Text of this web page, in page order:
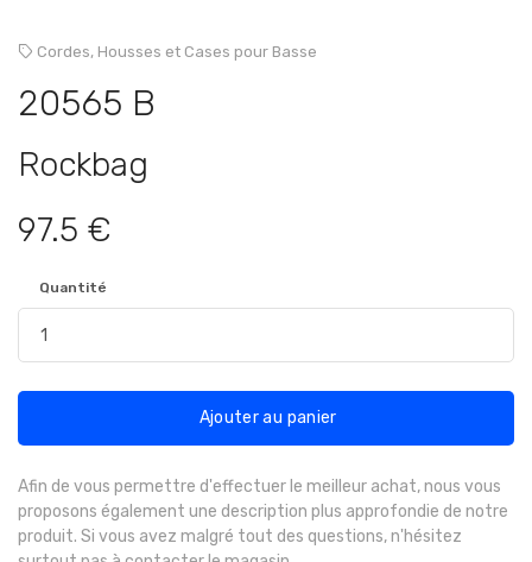
Cordes, Housses et Cases pour Basse
20565 B
Rockbag
97.5 €
Quantité
Ajouter au panier
Afin de vous permettre d'effectuer le meilleur achat, nous vous
proposons également une description plus approfondie de notre
produit. Si vous avez malgré tout des questions, n'hésitez